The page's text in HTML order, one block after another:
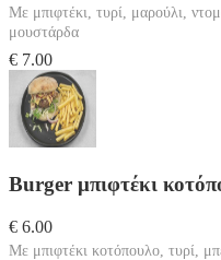
Με μπιφτέκι, τυρί, μαρούλι,
μουστάρδα
€ 7.00
Burger μπιφτέκι
€ 6.00
Με μπιφτέκι κοτόπουλο, τυρί,